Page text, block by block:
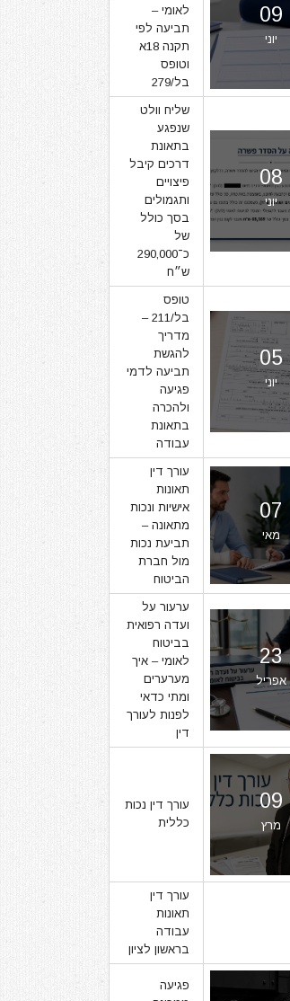
09
יוני
לאומי –
תביעה לפי
תקנה 18א
וטופס
בל/279
08
יוני
שליח וולט
שנפגע
בתאונת
דרכים קיבל
פיצויים
ותגמולים
בסך כולל
של
כ־290,000
ש״ח
05
יוני
טופס
בל/211 –
מדריך
להגשת
תביעה לדמי
פגיעה
ולהכרה
בתאונת
עבודה
07
מאי
עורך דין
תאונות
אישיות ונכות
מתאונה –
תביעת נכות
מול חברת
הביטוח
23
אפריל
ערעור על
ועדה רפואית
בביטוח
לאומי – איך
מערערים
ומתי כדאי
לפנות לעורך
דין
09
מרץ
עורך דין נכות
כללית
עורך דין
תאונות
עבודה
בראשון לציון
פגיעה